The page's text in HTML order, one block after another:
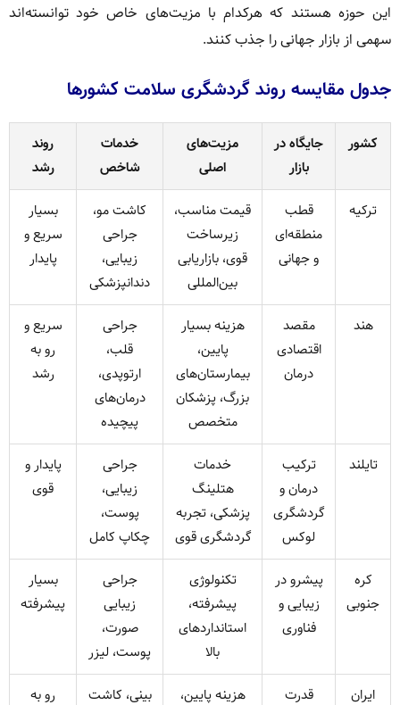
این حوزه هستند که هرکدام با مزیت‌های خاص خود توانسته‌اند
سهمی از بازار جهانی را جذب کنند.
جدول مقایسه روند گردشگری سلامت کشورها
کشور
جایگاه در
بازار
مزیت‌های
اصلی
خدمات
شاخص
روند
رشد
ترکیه
قطب
منطقه‌ای
و جهانی
قیمت مناسب،
زیرساخت
قوی، بازاریابی
بین‌المللی
کاشت مو،
جراحی
زیبایی،
دندانپزشکی
بسیار
سریع و
پایدار
هند
مقصد
اقتصادی
درمان
هزینه بسیار
پایین،
بیمارستان‌های
بزرگ، پزشکان
متخصص
جراحی
قلب،
ارتوپدی،
درمان‌های
پیچیده
سریع و
رو به
رشد
تایلند
ترکیب
درمان و
گردشگری
لوکس
خدمات
هتلینگ
پزشکی، تجربه
گردشگری قوی
جراحی
زیبایی،
پوست،
چکاپ کامل
پایدار و
قوی
کره
جنوبی
پیشرو در
زیبایی و
فناوری
تکنولوژی
پیشرفته،
استانداردهای
بالا
جراحی
زیبایی
صورت،
پوست، لیزر
بسیار
پیشرفته
ایران قدرت هزینه پایین، بینی، کاشت رو به